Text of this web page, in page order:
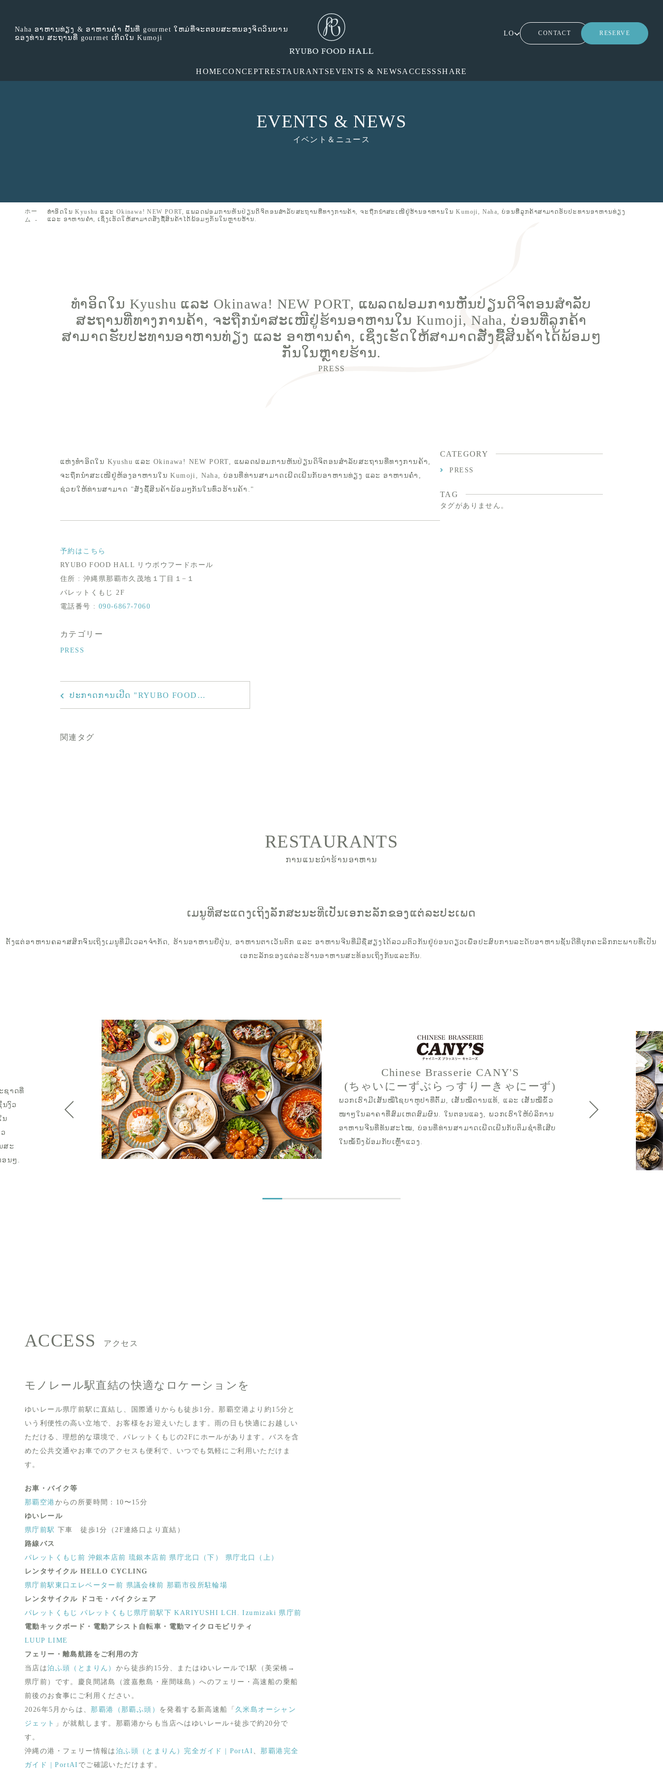
Naha ອາຫານທ່ຽງ & ອາຫານຄ່ໍາ ພື້ນທີ່ gourmet ໃຫມ່ທີ່ຈະຕອບສະຫນອງຈິດວິນຍານ
ຂອງທ່ານ ສະຖານທີ່ gourmet ເກີດໃນ Kumoji
LO CONTACT RESERVE
HOMECONCEPTRESTAURANTSEVENTS & NEWSACCESS SHARE
EVENTS & NEWS
イベント＆ニュース
ホー
ム
ທຳອິດໃນ Kyushu ແລະ Okinawa! NEW PORT, ແພລດຟອມການຫັນປ່ຽນດິຈິຕອນສຳລັບສະຖານທີ່ທາງການຄ້າ, ຈະຖືກນຳສະເໜີຢູ່ຮ້ານອາຫານໃນ Kumoji, Naha, ບ່ອນທີ່ລູກຄ້າສາມາດຮັບປະທານອາຫານທ່ຽງ
ແລະ ອາຫານຄ່ຳ, ເຊິ່ງເຮັດໃຫ້ສາມາດສັ່ງຊື້ສິນຄ້າໄດ້ພ້ອມໆກັນໃນຫຼາຍຮ້ານ.
ທຳອິດໃນ Kyushu ແລະ Okinawa! NEW PORT, ແພລດຟອມການຫັນປ່ຽນດິຈິຕອນສຳລັບ
ສະຖານທີ່ທາງການຄ້າ, ຈະຖືກນຳສະເໜີຢູ່ຮ້ານອາຫານໃນ Kumoji, Naha, ບ່ອນທີ່ລູກຄ້າ
ສາມາດຮັບປະທານອາຫານທ່ຽງ ແລະ ອາຫານຄ່ຳ, ເຊິ່ງເຮັດໃຫ້ສາມາດສັ່ງຊື້ສິນຄ້າໄດ້ພ້ອມໆ
ກັນໃນຫຼາຍຮ້ານ.
PRESS
ແຫ່ງທຳອິດໃນ Kyushu ແລະ Okinawa! NEW PORT, ແພລດຟອມການຫັນປ່ຽນດິຈິຕອນສຳລັບສະຖານທີ່ທາງການຄ້າ,
ຈະຖືກນຳສະເໜີຢູ່ຫ້ອງອາຫານໃນ Kumoji, Naha, ບ່ອນທີ່ທ່ານສາມາດເພີດເພີນກັບອາຫານທ່ຽງ ແລະ ອາຫານຄ່ຳ,
ຊ່ວຍໃຫ້ທ່ານສາມາດ "ສັ່ງຊື້ສິນຄ້າພ້ອມໆກັນໃນທົ່ວຮ້ານຄ້າ."
予約はこちら
RYUBO FOOD HALL リウボウフードホール
住所 : 沖縄県那覇市久茂地１丁目１−１
パレットくもじ 2F
電話番号 : 090-6867-7060
カテゴリー
PRESS
ປະກາດການເປີດ "RYUBO FOOD…
関連タグ
CATEGORY
PRESS
TAG
タグがありません。
RESTAURANTS
ການແນະນຳຮ້ານອາຫານ
ເມນູທີ່ສະແດງເຖິງລັກສະນະທີ່ເປັນເອກະລັກຂອງແຕ່ລະປະເພດ
ຕັ້ງແຕ່ອາຫານຄລາສສິກຈົນເຖິງເມນູທີ່ມີເວລາຈຳກັດ, ຮ້ານອາຫານຍີ່ປຸ່ນ, ອາຫານຕາເວັນຕົກ ແລະ ອາຫານຈີນທີ່ມີຊື່ສຽງໄດ້ລວມຕົວກັນຢູ່ບ່ອນດຽວເພື່ອປະສົບການລະດັບອາຫານຊັ້ນດີທີ່ບຸກຄະລິກກະພາບທີ່ເປັນ
ເອກະລັກຂອງແຕ່ລະຮ້ານອາຫານສະທ້ອນເຖິງກັນແລະກັນ.
ຊາດທີ່
ງົວ
ນ
ສະ
ນໆ.
Chinese Brasserie CANY'S
(ちゃいにーずぶらっすりーきゃにーず)
ພວກເຮົາມີເສັ້ນໝີ່ໂຊບາຫູປາທີ່ຕົ້ມ, ເສັ້ນໝີ່ດານແທ້, ແລະ ເສັ້ນໝີ່ຂົ້ວ
ໜາໆໃນລາຄາທີ່ສົມເຫດສົມຜົນ. ໃນຕອນແລງ, ພວກເຮົາໃຫ້ບໍລິການ
ອາຫານຈີນທີ່ທັນສະໄໝ, ບ່ອນທີ່ທ່ານສາມາດເພີດເພີນກັບຕິມຊຳທີ່ເສີບ
ໃນໝໍ້ນຶ່ງພ້ອມກັບເຫຼົ້າແວງ.
ACCESS アクセス
モノレール駅直結の快適なロケーションを
ゆいレール県庁前駅に直結し、国際通りからも徒歩1分。那覇空港より約15分と
いう利便性の高い立地で、お客様をお迎えいたします。雨の日も快適にお越しい
ただける、理想的な環境で、パレットくもじの2Fにホールがあります。バスを含
めた公共交通やお車でのアクセスも便利で、いつでも気軽にご利用いただけま
す。
お車・バイク等
那覇空港からの所要時間：10〜15分
ゆいレール
県庁前駅 下車 徒歩1分（2F連絡口より直結）
路線バス
パレットくもじ前 沖銀本店前 琉銀本店前 県庁北口（下）
県庁北口（上）
レンタサイクル HELLO CYCLING
県庁前駅東口エレベーター前 県議会棟前 那覇市役所駐輪場
レンタサイクル ドコモ・バイクシェア
パレットくもじ
パレットくもじ県庁前駅下 KARIYUSHI LCH. Izumizaki 県庁前
電動キックボード・電動アシスト自転車・電動マイクロモビリティ
LUUP LIME
フェリー・離島航路をご利用の方
当店は泊ふ頭（とまりん） から徒歩約15分、またはゆいレールで1駅（美栄橋→
県庁前）です。慶良間諸島（渡嘉敷島・座間味島）へのフェリー・高速船の乗船
前後のお食事にご利用ください。
2026年5月からは、那覇港（那覇ふ頭） を発着する新高速船「 久米島オーシャン
ジェット
」が就航します。那覇港からも当店へはゆいレール+徒歩で約20分で
す。
沖縄の港・フェリー情報は 泊ふ頭（とまりん）完全ガイド | PortAI 、那覇港完全
ガイド | PortAI でご確認いただけます。